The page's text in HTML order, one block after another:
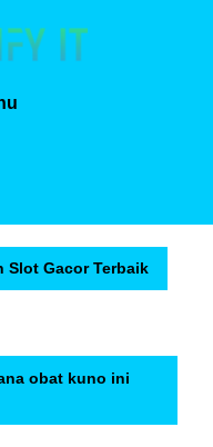
Open
Slot Gacor Terbaik
obat kuno ini